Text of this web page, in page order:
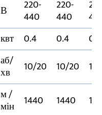
В 220-
440
220-
440
квт 0.4 0.4
0.4
аб/
хв 10/20 10/20
м /
мін 1440 1440